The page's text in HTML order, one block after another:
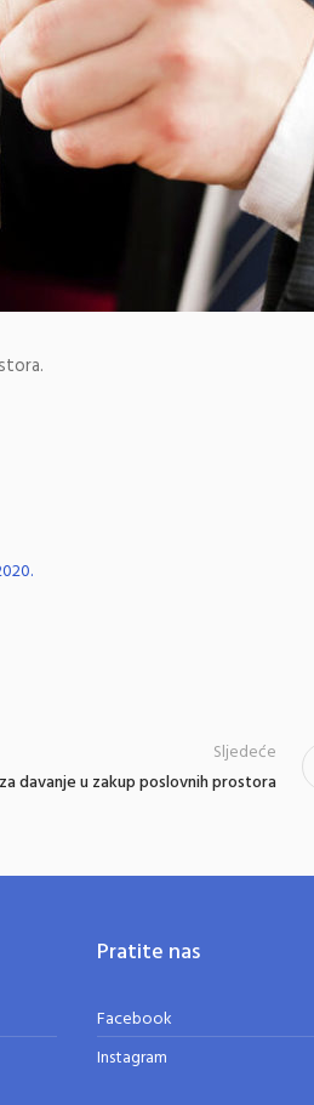
davanje u zakup poslovnih prostora
Sljedeće
Pratite nas
Facebook
Instagram